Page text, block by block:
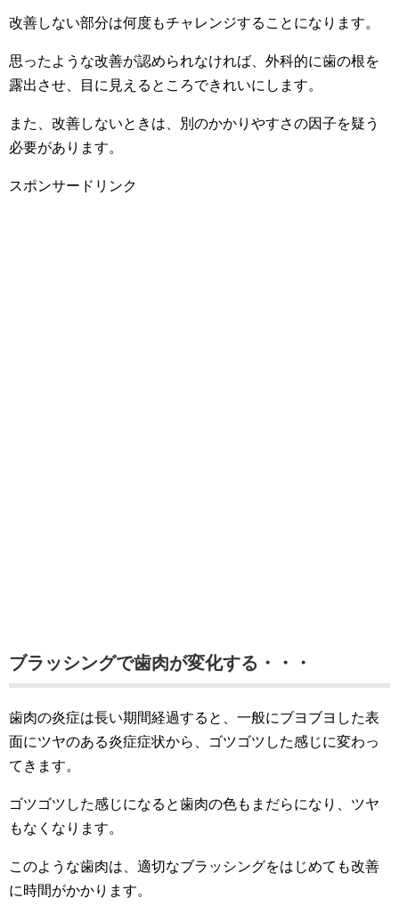
改善しない部分は何度もチャレンジすることになります。
思ったような改善が認められなければ、外科的に歯の根を
露出させ、目に見えるところできれいにします。
また、改善しないときは、別のかかりやすさの因子を疑う
必要があります。
スポンサードリンク
ブラッシングで歯肉が変化する・・・
歯肉の炎症は長い期間経過すると、一般にブヨブヨした表
面にツヤのある炎症症状から、ゴツゴツした感じに変わっ
てきます。
ゴツゴツした感じになると歯肉の色もまだらになり、ツヤ
もなくなります。
このような歯肉は、適切なブラッシングをはじめても改善
に時間がかかります。